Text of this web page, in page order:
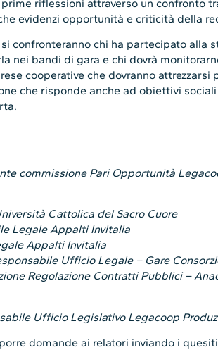
riflessioni attraverso un confronto
evidenzi opportunità e criticità della
si confronteranno chi ha partecipato alla
nei bandi di gara e chi dovrà
cooperative che dovranno attrezzarsi
che risponde anche ad obiettivi
commissione Pari Opportunità
Cattolica del Sacro Cuore
Legale Appalti Invitalia
Appalti Invitalia
Ufficio Legale – Gare
Regolazione Contratti Pubblici –
Ufficio Legislativo Legacoop
domande ai relatori inviando i quesiti